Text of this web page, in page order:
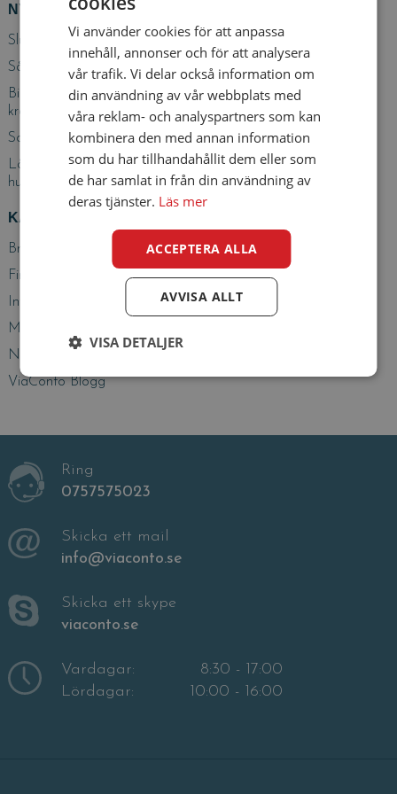
NYA INLÄGG
Slutet på sommaren: 7 tips för att njuta av de sista veckorna
Så skyddar du dina pengar mot bedragare – 7 enkla regler
Billiga flygbiljetter 2026: så hittar du ett bra pris utan onödigt
krångel
Sommaren är ett perfekt tillfälle att testa lyckan!
Lån online: 7 tips för att låna ansvarsfullt och skydda din
hushållsbudget
KATEGORIER
Bra att veta
Finans
Intressant
Mest läst
Nyheter
ViaConto Blogg
Ring
0757575023
Skicka ett mail
info@viaconto.se
Skicka ett skype
viaconto.se
Vardagar:
8:30 - 17:00
Lördagar:
10:00 - 16:00
Vi använder cookies för att anpassa
innehåll, annonser och för att analysera
vår trafik. Vi delar också information om
din användning av vår webbplats med
våra reklam- och analyspartners som kan
kombinera den med annan information
som du har tillhandahållit dem eller som
de har samlat in från din användning av
deras tjänster. Läs mer
ACCEPTERA ALLA
AVVISA ALLT
VISA DETALJER